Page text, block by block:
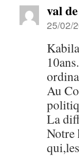
val
25/02/
Au
La
Notre